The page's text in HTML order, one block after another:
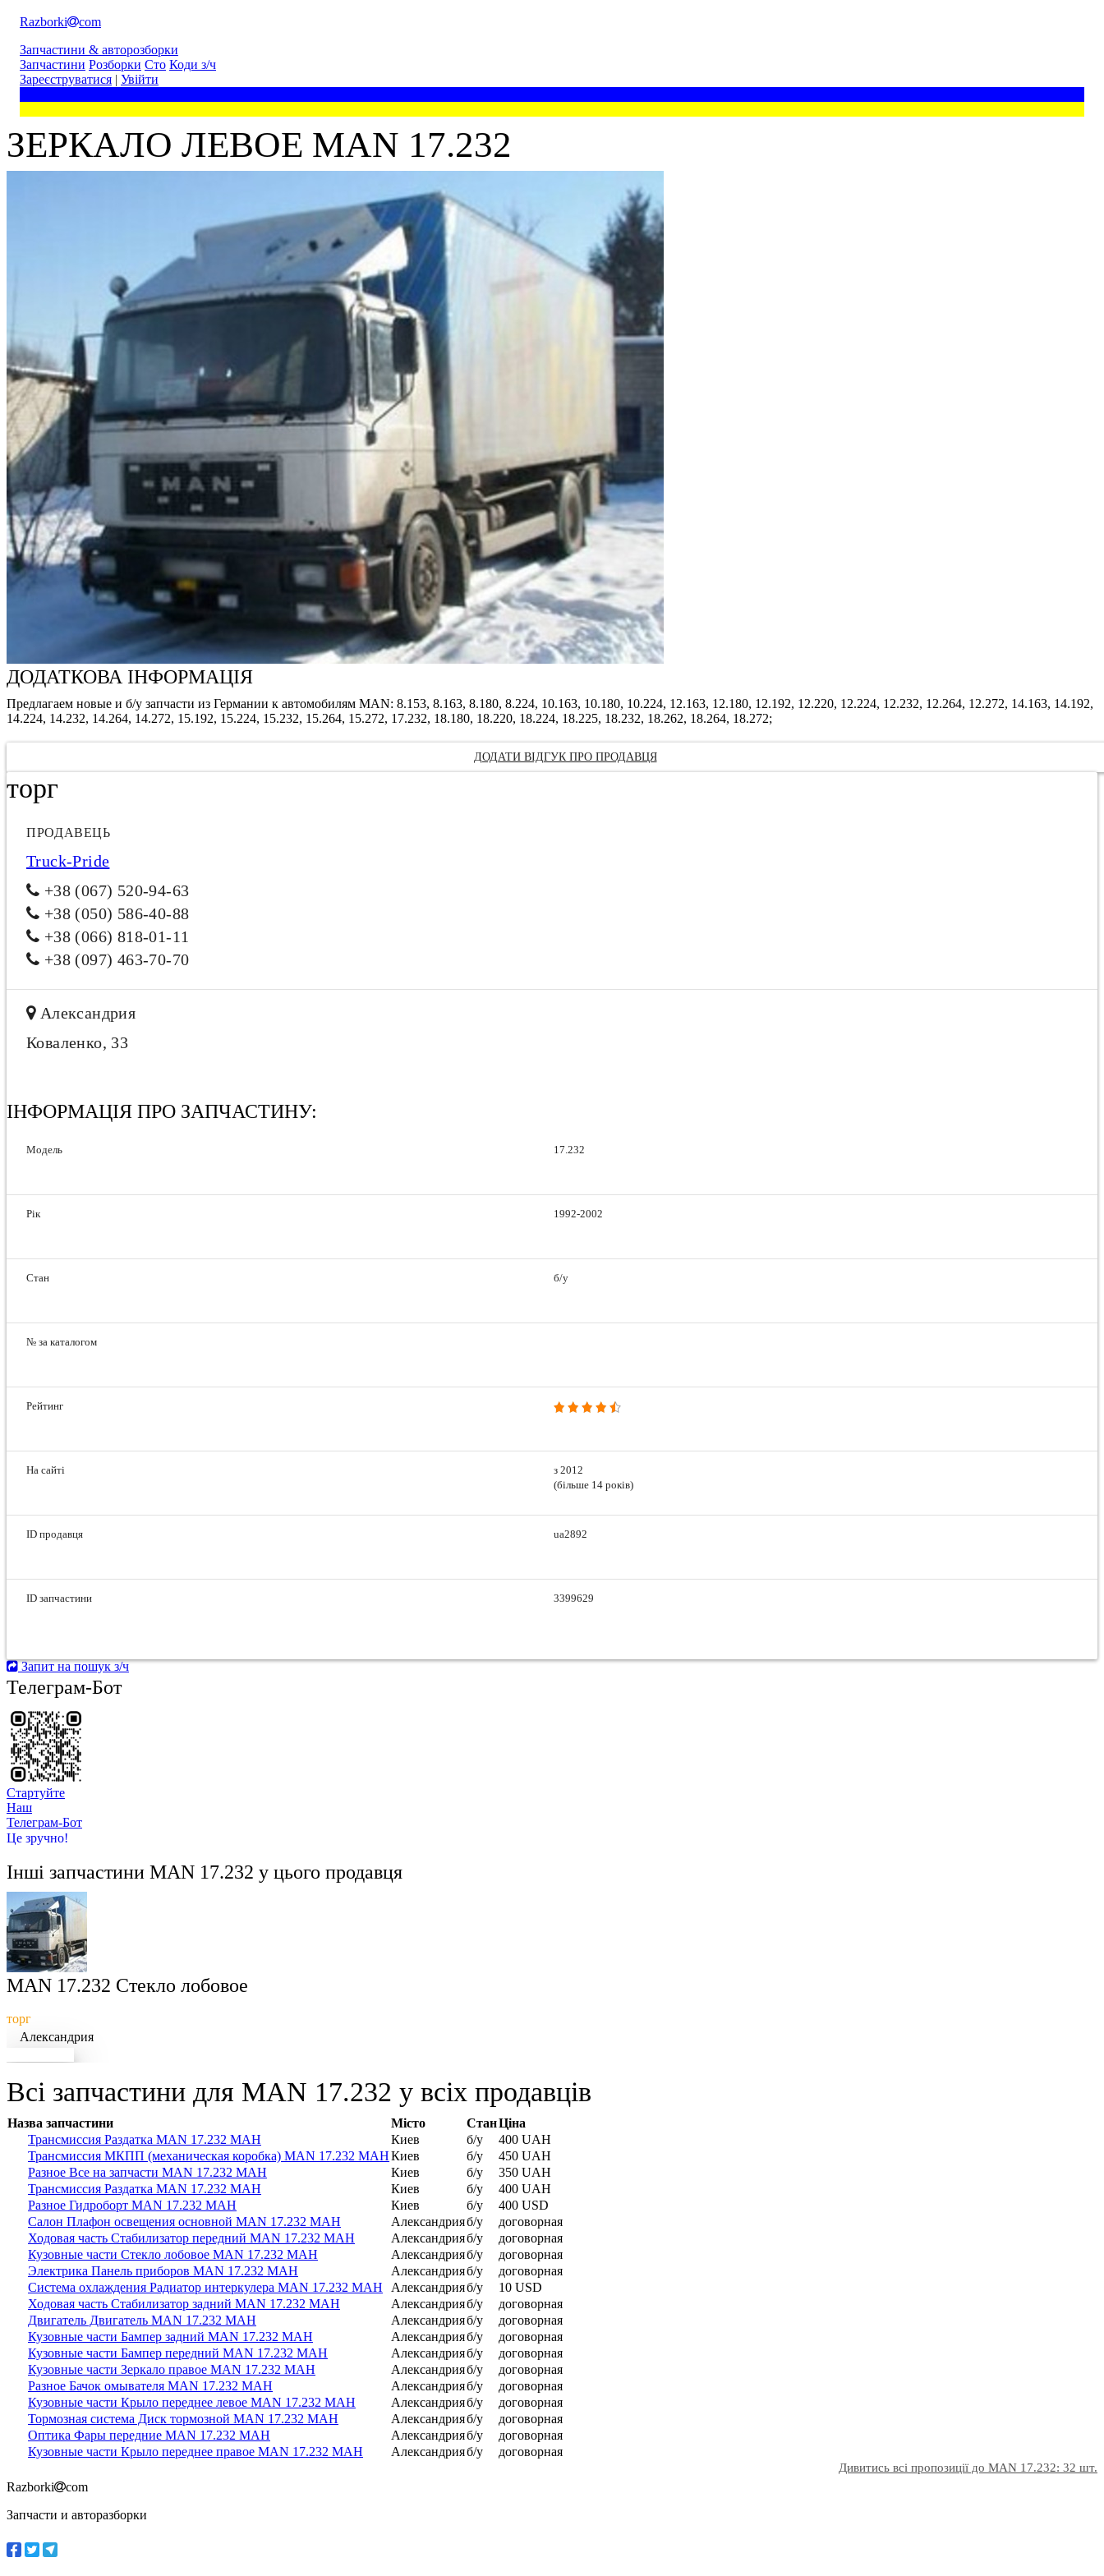
Razborki
com
Запчастини & авторозборки
Запчастини Розборки Сто Коди з/ч
Зареєструватися | Увійти
ЗЕРКАЛО ЛЕВОЕ MAN 17.232
ДОДАТКОВА ІНФОРМАЦІЯ
Предлагаем новые и б/у запчасти из Германии к автомобилям MAN: 8.153, 8.163, 8.180, 8.224, 10.163, 10.180, 10.224, 12.163, 12.180, 12.192, 12.220, 12.224, 12.232, 12.264, 12.272, 14.163, 14.192,
14.224, 14.232, 14.264, 14.272, 15.192, 15.224, 15.232, 15.264, 15.272, 17.232, 18.180, 18.220, 18.224, 18.225, 18.232, 18.262, 18.264, 18.272;
ДОДАТИ ВІДГУК ПРО ПРОДАВЦЯ
торг
ПРОДАВЕЦЬ
Truck-Pride
+38 (067) 520-94-63
+38 (050) 586-40-88
+38 (066) 818-01-11
+38 (097) 463-70-70
Александрия
Коваленко, 33
ІНФОРМАЦІЯ ПРО ЗАПЧАСТИНУ:
Модель 17.232
Рік 1992-2002
Стан б/у
№ за каталогом
Рейтинг
На сайті
з 2012
(більше 14 років)
ID продавця ua2892
ID запчастини 3399629
Запит на пошук з/ч
Телеграм-Бот
Стартуйте
Hаш
Телеграм-Бот
Це зручно!
Інші запчастини MAN 17.232 у цього продавця
MAN 17.232 Стекло лобовое
торг
Александрия
Всі запчастини для MAN 17.232 у всіх продавців
Назва запчастини Місто СтанЦіна
Трансмиссия Раздатка MAN 17.232 МАН
Киев б/у
400 UAH
Трансмиссия МКПП (механическая коробка) MAN 17.232 МАНКиев б/у
450 UAH
Разное Все на запчасти MAN 17.232 МАН
Киев б/у
350 UAH
Трансмиссия Раздатка MAN 17.232 МАН
Киев б/у
400 UAH
Разное Гидроборт MAN 17.232 МАН
Киев б/у
400 USD
Салон Плафон освещения основной MAN 17.232 МАН
Александрияб/у
договорная
Ходовая часть Стабилизатор передний MAN 17.232 МАН
Александрияб/у
договорная
Кузовные части Стекло лобовое MAN 17.232 МАН
Александрияб/у
договорная
Электрика Панель приборов MAN 17.232 МАН
Александрияб/у
договорная
Система охлаждения Радиатор интеркулера MAN 17.232 МАН
Александрияб/у
10 USD
Ходовая часть Стабилизатор задний MAN 17.232 МАН
Александрияб/у
договорная
Двигатель Двигатель MAN 17.232 МАН
Александрияб/у
договорная
Кузовные части Бампер задний MAN 17.232 МАН
Александрияб/у
договорная
Кузовные части Бампер передний MAN 17.232 МАН
Александрияб/у
договорная
Кузовные части Зеркало правое MAN 17.232 МАН
Александрияб/у
договорная
Разное Бачок омывателя MAN 17.232 МАН
Александрияб/у
договорная
Кузовные части Крыло переднее левое MAN 17.232 МАН
Александрияб/у
договорная
Тормозная система Диск тормозной MAN 17.232 МАН
Александрияб/у
договорная
Оптика Фары передние MAN 17.232 МАН
Александрияб/у
договорная
Кузовные части Крыло переднее правое MAN 17.232 МАН
Александрияб/у договорная
Дивитись всі пропозиції до MAN 17.232: 32 шт.
Razborki
com
Запчасти и авторазборки